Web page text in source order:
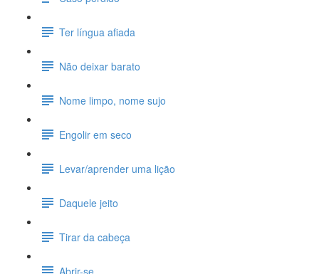
Ter língua afiada
Não deixar barato
Nome limpo, nome sujo
Engolir em seco
Levar/aprender uma lição
Daquele jeito
Tirar da cabeça
Abrir-se